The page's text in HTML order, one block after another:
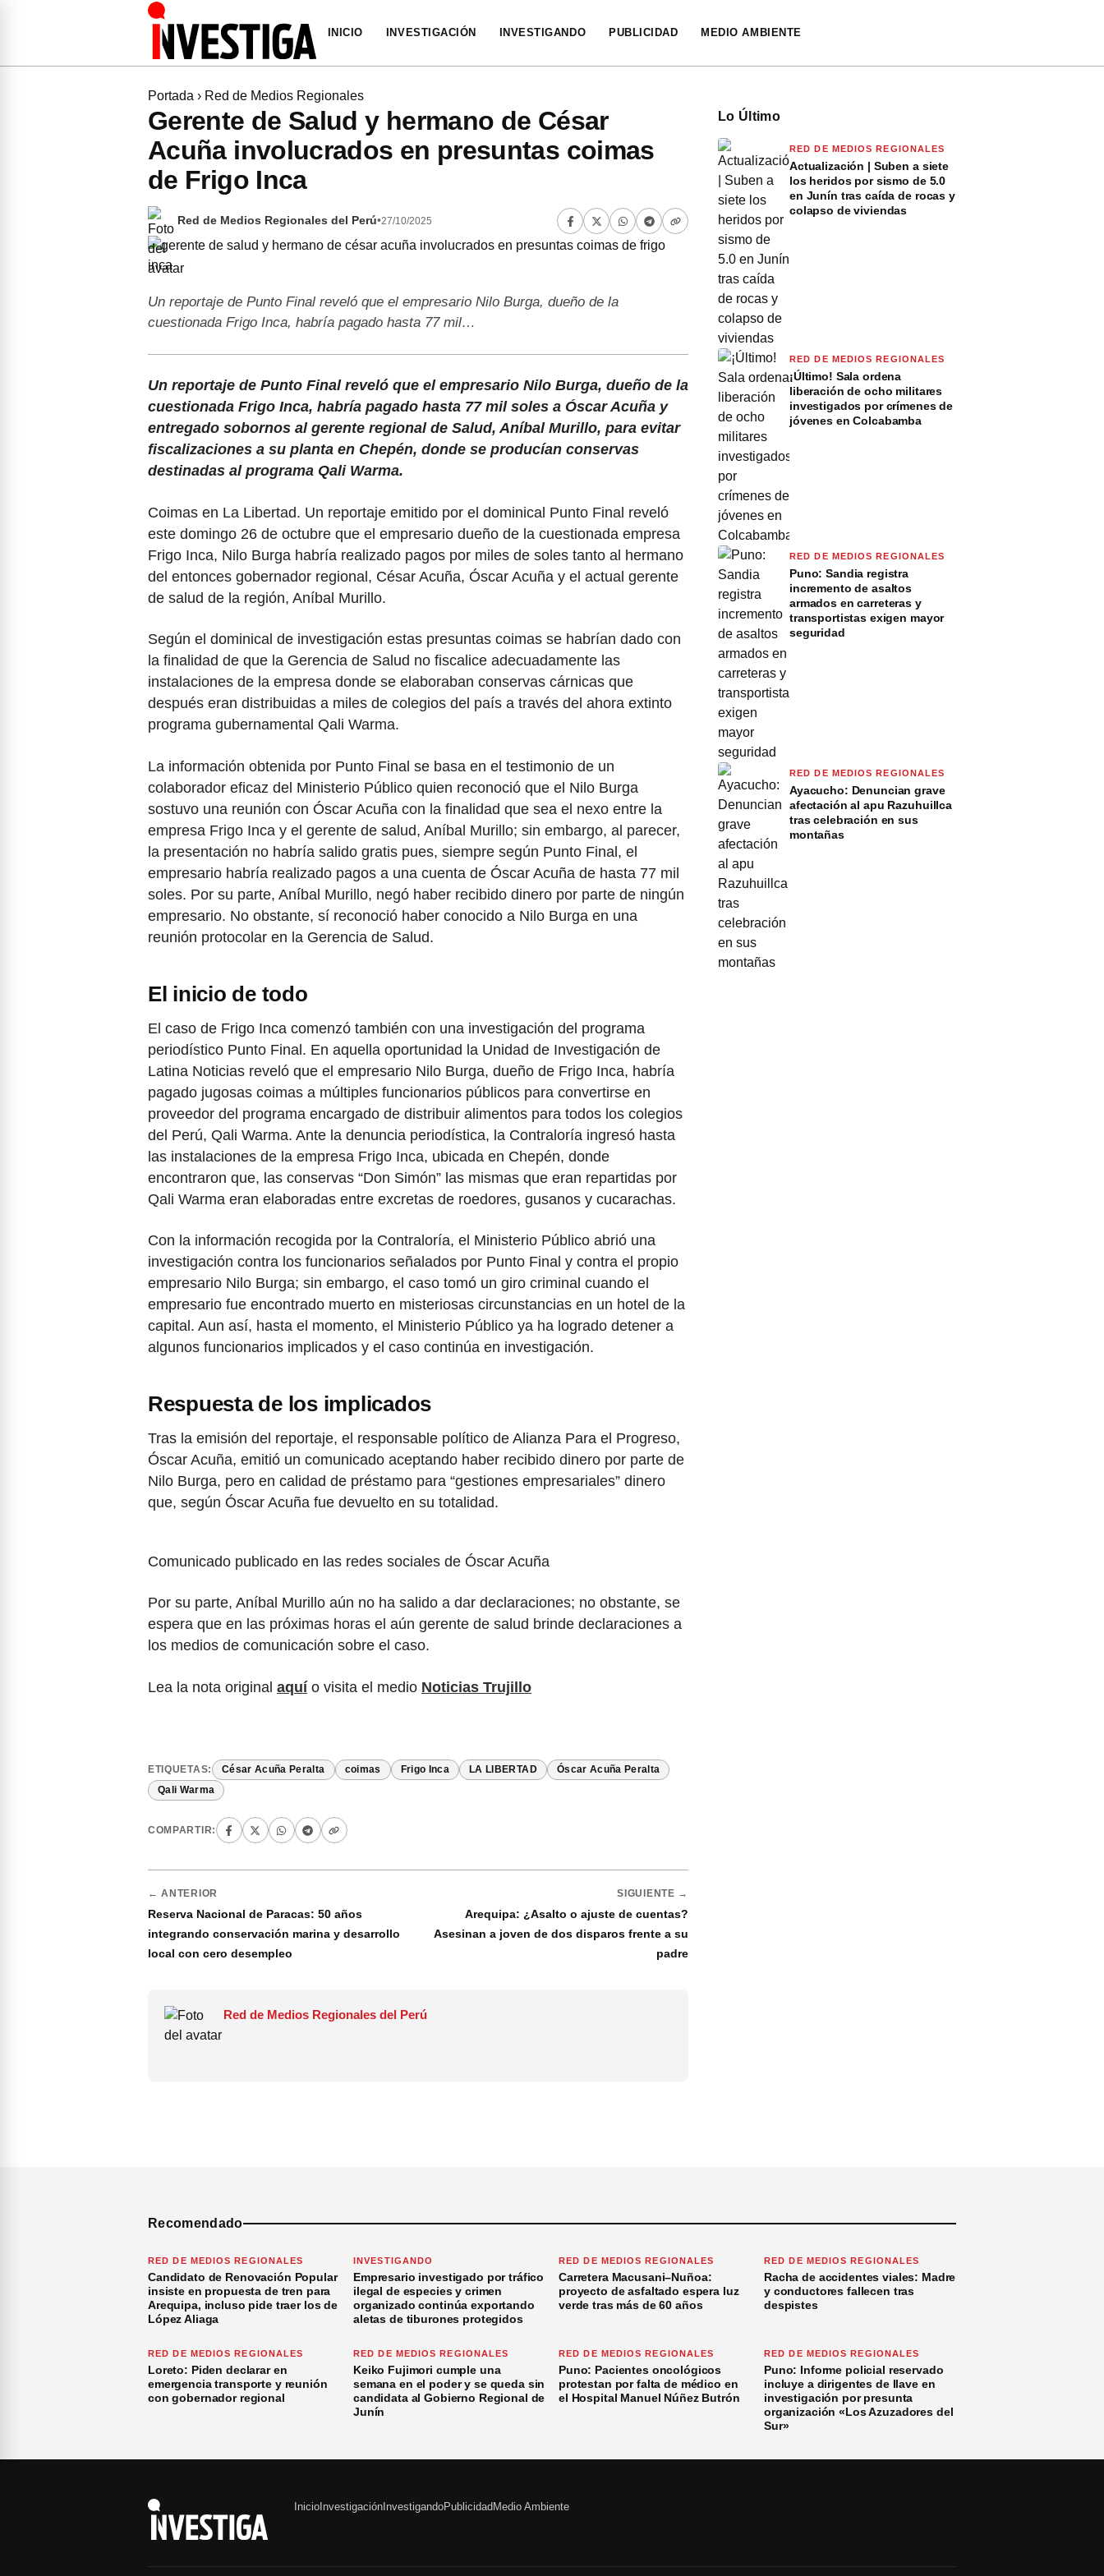
INICIO INVESTIGACIÓN INVESTIGANDO PUBLICIDAD MEDIO AMBIENTE
Portada › Red de Medios Regionales
Gerente de Salud y hermano de César
Acuña involucrados en presuntas coimas
de Frigo Inca
Red de Medios Regionales del Perú•27/10/2025
Un reportaje de Punto Final reveló que el empresario Nilo Burga, dueño de la
cuestionada Frigo Inca, habría pagado hasta 77 mil…
Un reportaje de Punto Final reveló que el empresario Nilo Burga, dueño de la
cuestionada Frigo Inca, habría pagado hasta 77 mil soles a Óscar Acuña y
entregado sobornos al gerente regional de Salud, Aníbal Murillo, para evitar
fiscalizaciones a su planta en Chepén, donde se producían conservas
destinadas al programa Qali Warma.
Coimas en La Libertad. Un reportaje emitido por el dominical Punto Final reveló
este domingo 26 de octubre que el empresario dueño de la cuestionada empresa
Frigo Inca, Nilo Burga habría realizado pagos por miles de soles tanto al hermano
del entonces gobernador regional, César Acuña, Óscar Acuña y el actual gerente
de salud de la región, Aníbal Murillo.
Según el dominical de investigación estas presuntas coimas se habrían dado con
la finalidad de que la Gerencia de Salud no fiscalice adecuadamente las
instalaciones de la empresa donde se elaboraban conservas cárnicas que
después eran distribuidas a miles de colegios del país a través del ahora extinto
programa gubernamental Qali Warma.
La información obtenida por Punto Final se basa en el testimonio de un
colaborador eficaz del Ministerio Público quien reconoció que el Nilo Burga
sostuvo una reunión con Óscar Acuña con la finalidad que sea el nexo entre la
empresa Frigo Inca y el gerente de salud, Aníbal Murillo; sin embargo, al parecer,
la presentación no habría salido gratis pues, siempre según Punto Final, el
empresario habría realizado pagos a una cuenta de Óscar Acuña de hasta 77 mil
soles. Por su parte, Aníbal Murillo, negó haber recibido dinero por parte de ningún
empresario. No obstante, sí reconoció haber conocido a Nilo Burga en una
reunión protocolar en la Gerencia de Salud.
El inicio de todo
El caso de Frigo Inca comenzó también con una investigación del programa
periodístico Punto Final. En aquella oportunidad la Unidad de Investigación de
Latina Noticias reveló que el empresario Nilo Burga, dueño de Frigo Inca, habría
pagado jugosas coimas a múltiples funcionarios públicos para convertirse en
proveedor del programa encargado de distribuir alimentos para todos los colegios
del Perú, Qali Warma. Ante la denuncia periodística, la Contraloría ingresó hasta
las instalaciones de la empresa Frigo Inca, ubicada en Chepén, donde
encontraron que, las conservas “Don Simón” las mismas que eran repartidas por
Qali Warma eran elaboradas entre excretas de roedores, gusanos y cucarachas.
Con la información recogida por la Contraloría, el Ministerio Público abrió una
investigación contra los funcionarios señalados por Punto Final y contra el propio
empresario Nilo Burga; sin embargo, el caso tomó un giro criminal cuando el
empresario fue encontrado muerto en misteriosas circunstancias en un hotel de la
capital. Aun así, hasta el momento, el Ministerio Público ya ha logrado detener a
algunos funcionarios implicados y el caso continúa en investigación.
Respuesta de los implicados
Tras la emisión del reportaje, el responsable político de Alianza Para el Progreso,
Óscar Acuña, emitió un comunicado aceptando haber recibido dinero por parte de
Nilo Burga, pero en calidad de préstamo para “gestiones empresariales” dinero
que, según Óscar Acuña fue devuelto en su totalidad.
Comunicado publicado en las redes sociales de Óscar Acuña
Por su parte, Aníbal Murillo aún no ha salido a dar declaraciones; no obstante, se
espera que en las próximas horas el aún gerente de salud brinde declaraciones a
los medios de comunicación sobre el caso.
Lea la nota original aquío visita el medio Noticias Trujillo
ETIQUETAS: César Acuña Peralta coimas Frigo Inca LA LIBERTAD Óscar Acuña Peralta
Qali Warma
COMPARTIR:
← ANTERIOR
Reserva Nacional de Paracas: 50 años
integrando conservación marina y desarrollo
local con cero desempleo
SIGUIENTE →
Arequipa: ¿Asalto o ajuste de cuentas?
Asesinan a joven de dos disparos frente a su
padre
Red de Medios Regionales del Perú
Lo Último
RED DE MEDIOS REGIONALES
Actualización | Suben a siete
los heridos por sismo de 5.0
en Junín tras caída de rocas y
colapso de viviendas
RED DE MEDIOS REGIONALES
¡Último! Sala ordena
liberación de ocho militares
investigados por crímenes de
jóvenes en Colcabamba
RED DE MEDIOS REGIONALES
Puno: Sandia registra
incremento de asaltos
armados en carreteras y
transportistas exigen mayor
seguridad
RED DE MEDIOS REGIONALES
Ayacucho: Denuncian grave
afectación al apu Razuhuillca
tras celebración en sus
montañas
Recomendado
RED DE MEDIOS REGIONALES
Candidato de Renovación Popular
insiste en propuesta de tren para
Arequipa, incluso pide traer los de
López Aliaga
INVESTIGANDO
Empresario investigado por tráfico
ilegal de especies y crimen
organizado continúa exportando
aletas de tiburones protegidos
RED DE MEDIOS REGIONALES
Carretera Macusani–Nuñoa:
proyecto de asfaltado espera luz
verde tras más de 60 años
RED DE MEDIOS REGIONALES
Racha de accidentes viales: Madre
y conductores fallecen tras
despistes
RED DE MEDIOS REGIONALES
Loreto: Piden declarar en
emergencia transporte y reunión
con gobernador regional
RED DE MEDIOS REGIONALES
Keiko Fujimori cumple una
semana en el poder y se queda sin
candidata al Gobierno Regional de
Junín
RED DE MEDIOS REGIONALES
Puno: Pacientes oncológicos
protestan por falta de médico en
el Hospital Manuel Núñez Butrón
RED DE MEDIOS REGIONALES
Puno: Informe policial reservado
incluye a dirigentes de Ilave en
investigación por presunta
organización «Los Azuzadores del
Sur»
Inicio Investigación InvestigandoPublicidad Medio Ambiente